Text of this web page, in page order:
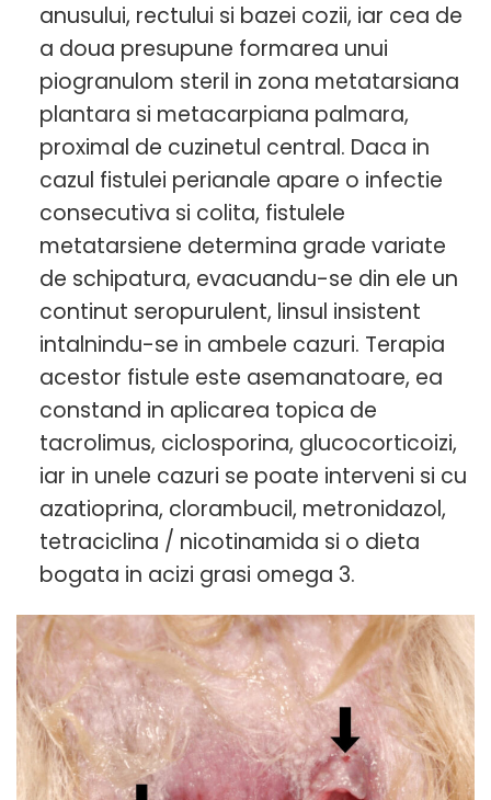
anusului, rectului si bazei cozii, iar cea de
a doua presupune formarea unui
piogranulom steril in zona metatarsiana
plantara si metacarpiana palmara,
proximal de cuzinetul central. Daca in
cazul fistulei perianale apare o infectie
consecutiva si colita, fistulele
metatarsiene determina grade variate
de schipatura, evacuandu-se din ele un
continut seropurulent, linsul insistent
intalnindu-se in ambele cazuri. Terapia
acestor fistule este asemanatoare, ea
constand in aplicarea topica de
tacrolimus, ciclosporina, glucocorticoizi,
iar in unele cazuri se poate interveni si cu
azatioprina, clorambucil, metronidazol,
tetraciclina / nicotinamida si o dieta
bogata in acizi grasi omega 3.